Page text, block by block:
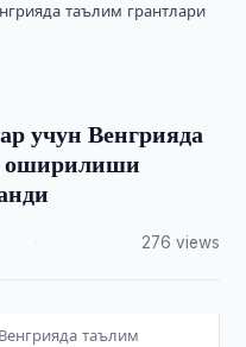
таълим грантлари
учун Венгрияда
оширилиши
276 views
таълим